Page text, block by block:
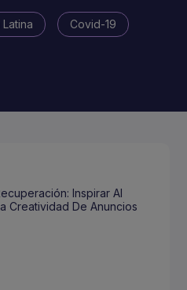
Covid-19
Inspirar Al
Creatividad De Anuncios